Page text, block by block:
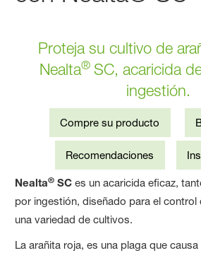
Proteja su cultivo de
Nealta® SC, acaricida
ingestión.
Compre su producto
Recomendaciones
Nealta® SCes un acaricida eficaz,
por ingestión, diseñado para el control
una variedad de cultivos.
La arañita roja, es una plaga que